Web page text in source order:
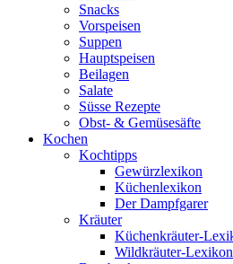
Snacks
Vorspeisen
Suppen
Hauptspeisen
Beilagen
Salate
Süsse Rezepte
Obst- & Gemüsesäfte
Kochen
Kochtipps
Gewürzlexikon
Küchenlexikon
Der Dampfgarer
Kräuter
Küchenkräuter-
Wildkräuter-Lexikon